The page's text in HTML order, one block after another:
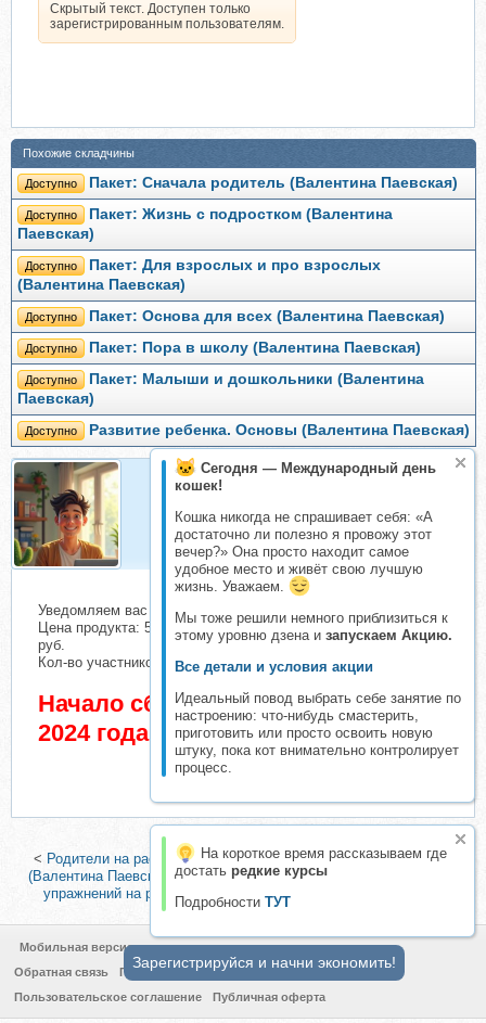
Сегодня — Международный день
кошек!
Кошка никогда не спрашивает себя: «А
достаточно ли полезно я провожу этот
вечер?» Она просто находит самое
удобное место и живёт свою лучшую
жизнь. Уважаем.
Мы тоже решили немного приблизиться к
этому уровню дзена и запускаем Акцию.
Все детали и условия акции
Идеальный повод выбрать себе занятие по
настроению: что-нибудь смастерить,
приготовить или просто освоить новую
штуку, пока кот внимательно контролирует
процесс.
На короткое время рассказываем где
достать редкие курсы
Подробности ТУТ
Скрытый текст. Доступен только
зарегистрированным пользователям.
Похожие складчины
Доступно Пакет: Сначала родитель (Валентина Паевская)
Доступно
Пакет: Жизнь с подростком (Валентина
Паевская)
Доступно
Пакет: Для взрослых и про взрослых
(Валентина Паевская)
Доступно Пакет: Основа для всех (Валентина Паевская)
Доступно Пакет: Пора в школу (Валентина Паевская)
Доступно
Пакет: Малыши и дошкольники (Валентина
Паевская)
Доступно Развитие ребенка. Основы (Валентина Паевская)
Организатор складчин
Уведомляем вас о начале сбора взносов.
Цена продукта: 5500 руб. Взнос с каждого участника: 260
руб.
Кол-во участников в основном списке: 2 чел.
Начало сбора взносов 11 Октябрь
2024 года
< Родители на расстоянии. Адаптация ребенка в другой стране
(Валентина Паевская) |[Занимательная школа] Память. Сборник
упражнений на развитие аудиальной и визуальной памяти
Мобильная версия
Обратная связь
Политика конфиденциальности
Пользовательское соглашение
Публичная оферта
Зарегистрируйся и начни экономить!